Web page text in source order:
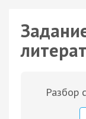
Разбор